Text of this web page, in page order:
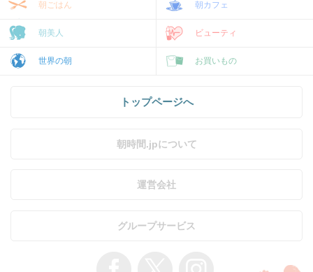
朝ごはん 朝カフェ
朝美人 ビューティ
世界の朝 お買いもの
トップページへ
朝時間.jpについて
運営会社
グループサービス